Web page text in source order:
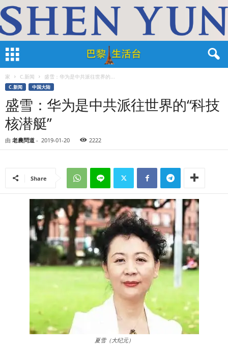
家 C.新闻 盛雪：华为是中共派往世界的...
C.新闻 中国大陆
盛雪：华为是中共派往世界的“科技
核潜艇”
由 老農問道 - 2019-01-20 2222
Share
夏雪（大纪元）